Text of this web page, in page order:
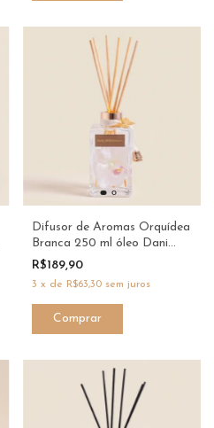
Difusor de Aromas Orquídea
Branca 250 ml óleo Dani
Fernendes
R$189,90
3 x de R$63,30 sem juros